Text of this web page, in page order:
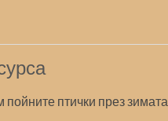
птички през зимата